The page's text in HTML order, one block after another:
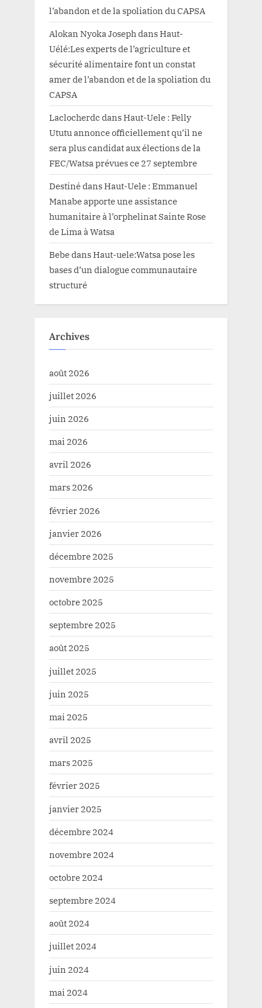
l’abandon et de la spoliation du CAPSA
Alokan Nyoka Joseph dansHaut-
Uélé:Les experts de l’agriculture et
sécurité alimentaire font un constat
amer de l’abandon et de la spoliation du
CAPSA
Laclocherdc dansHaut-Uele : Felly
Ututu annonce officiellement qu’il ne
sera plus candidat aux élections de la
FEC/Watsa prévues ce 27 septembre
DestinédansHaut-Uele : Emmanuel
Manabe apporte une assistance
humanitaire à l’orphelinat Sainte Rose
de Lima à Watsa
BebedansHaut-uele:Watsa pose les
bases d’un dialogue communautaire
structuré
Archives
août 2026
juillet 2026
juin 2026
mai 2026
avril 2026
mars 2026
février 2026
janvier 2026
décembre 2025
novembre 2025
octobre 2025
septembre 2025
août 2025
juillet 2025
juin 2025
mai 2025
avril 2025
mars 2025
février 2025
janvier 2025
décembre 2024
novembre 2024
octobre 2024
septembre 2024
août 2024
juillet 2024
juin 2024
mai 2024